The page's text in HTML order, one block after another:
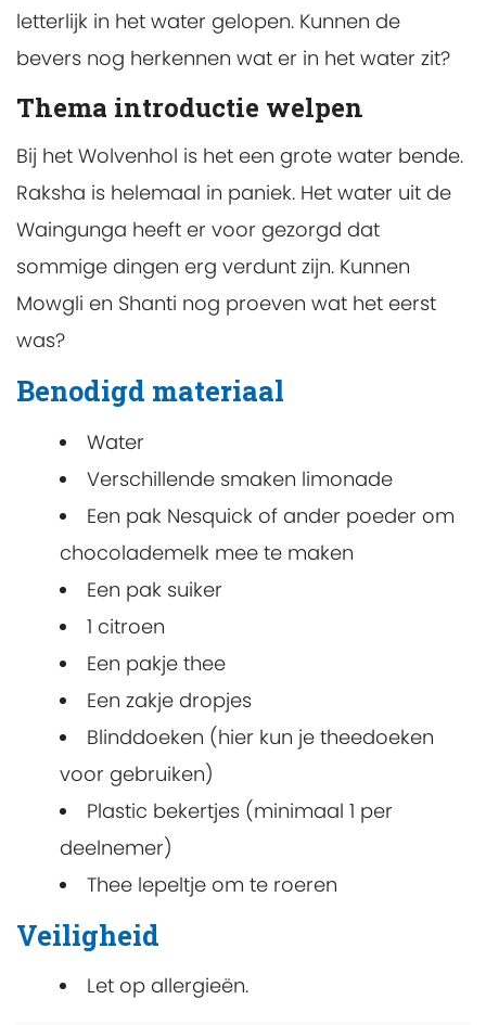
letterlijk in het water gelopen. Kunnen de
bevers nog herkennen wat er in het water zit?
Thema introductie welpen
Bij het Wolvenhol is het een grote water bende.
Raksha is helemaal in paniek. Het water uit de
Waingunga heeft er voor gezorgd dat
sommige dingen erg verdunt zijn. Kunnen
Mowgli en Shanti nog proeven wat het eerst
was?
Benodigd materiaal
Water
Verschillende smaken limonade
Een pak Nesquick of ander poeder om
chocolademelk mee te maken
Een pak suiker
1 citroen
Een pakje thee
Een zakje dropjes
Blinddoeken (hier kun je theedoeken
voor gebruiken)
Plastic bekertjes (minimaal 1 per
deelnemer)
Thee lepeltje om te roeren
Veiligheid
Let op allergieën.